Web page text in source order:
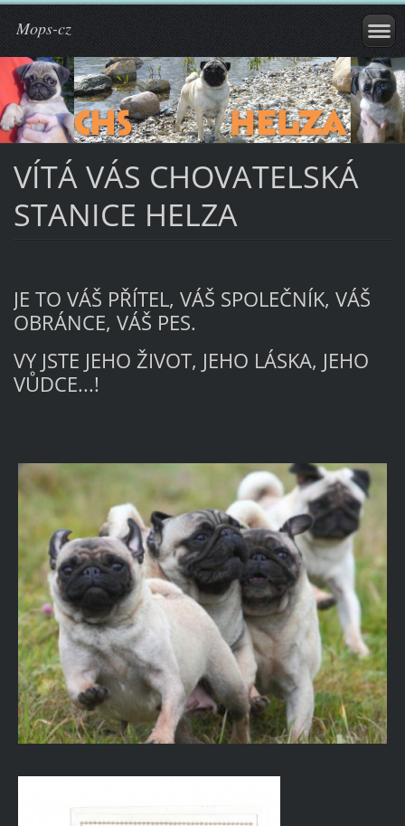
Mops-cz
VÍTÁ VÁS CHOVATELSKÁ
STANICE HELZA
JE TO VÁŠ PŘÍTEL, VÁŠ SPOLEČNÍK, VÁŠ
OBRÁNCE, VÁŠ PES.
VY JSTE JEHO ŽIVOT, JEHO LÁSKA, JEHO
VŮDCE...!